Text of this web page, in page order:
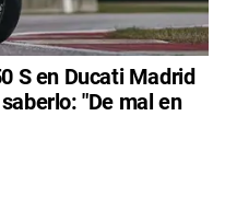
S en Ducati Madrid
"De mal en